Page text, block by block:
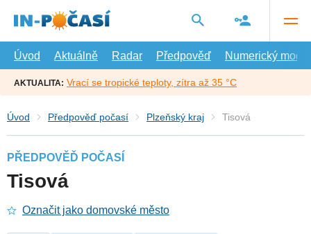
hlavní
Úvod
Aktuálně Radar Předpověď Numerický model
AKTUALITA: Vrací se tropické teploty, zítra až 35 °C
Úvod Předpověď počasí Plzeňský kraj Tisová
PŘEDPOVĚĎ POČASÍ
Tisová
Označit jako domovské město